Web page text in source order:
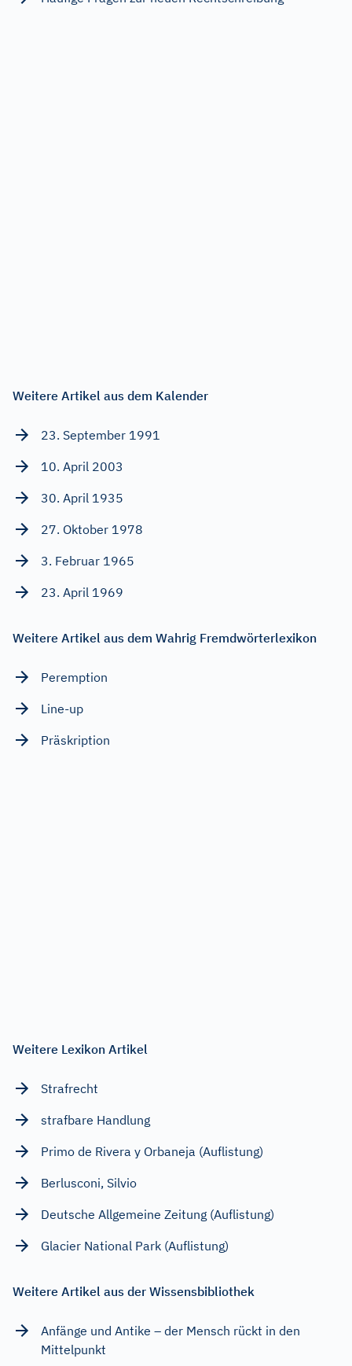
Weitere Artikel aus dem Kalender
23. September 1991
10. April 2003
30. April 1935
27. Oktober 1978
3. Februar 1965
23. April 1969
Weitere Artikel aus dem Wahrig Fremdwörterlexikon
Peremption
Line-up
Präskription
Weitere Lexikon Artikel
Strafrecht
strafbare Handlung
Primo de Rivera y Orbaneja (Auflistung)
Berlusconi, Silvio
Deutsche Allgemeine Zeitung (Auflistung)
Glacier National Park (Auflistung)
Weitere Artikel aus der Wissensbibliothek
Anfänge und Antike – der Mensch rückt in den
Mittelpunkt